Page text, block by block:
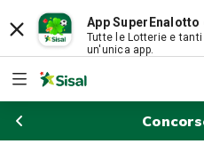
App SuperEnalotto
Tutte le Lotterie e
un'unica app.